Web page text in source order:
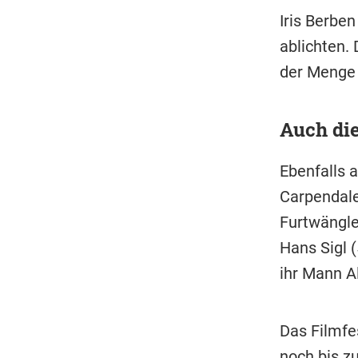
Iris
ablichten.
der
Auch
Ebenfalls
Hans Sigl
ihr Mann
Das